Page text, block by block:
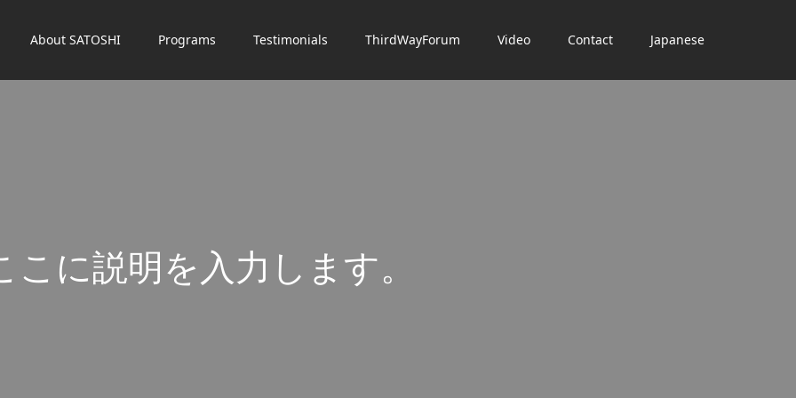
About SATOSHI Programs Testimonials ThirdWayForum Video Contact Japanese
こ に説明を入力 し ます。